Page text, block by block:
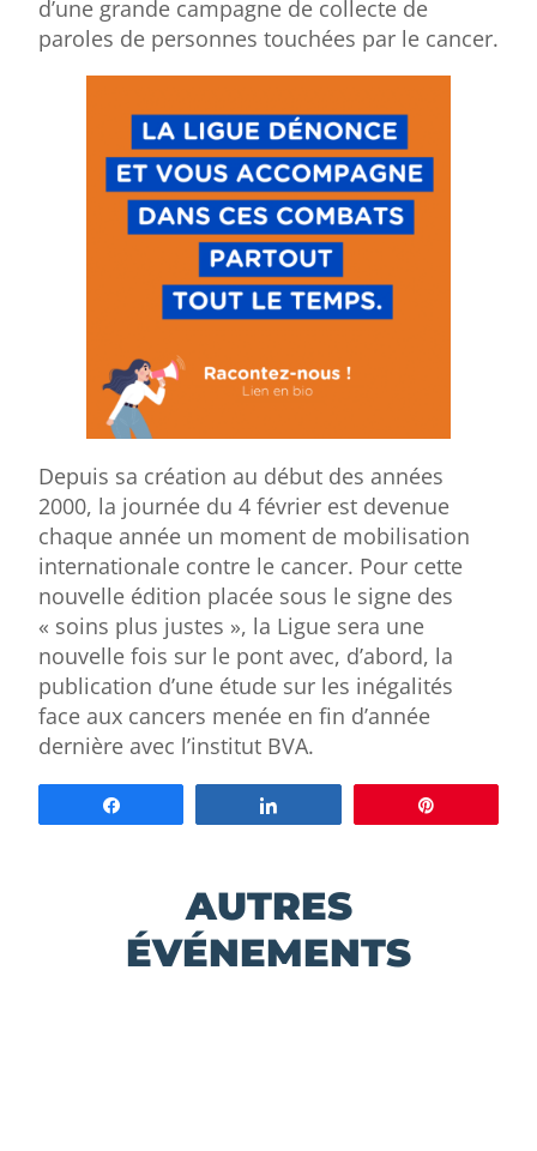
d’une grande campagne de collecte de
paroles de personnes touchées par le cancer.
Depuis sa création au début des années
2000, la journée du 4 février est devenue
chaque année un moment de mobilisation
internationale contre le cancer. Pour cette
nouvelle édition placée sous le signe des
« soins plus justes », la Ligue sera une
nouvelle fois sur le pont avec, d’abord, la
publication d’une étude sur les inégalités
face aux cancers menée en fin d’année
dernière avec l’institut BVA.
AUTRES
ÉVÉNEMENTS